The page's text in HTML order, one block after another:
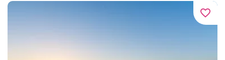
favorite_border